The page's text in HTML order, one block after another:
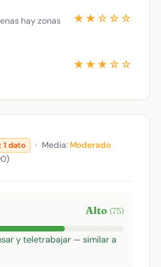
hay zonas
★★☆☆☆
★★★☆☆
1 dato · Media:Moderado
Alto (75)
y teletrabajar — similar a